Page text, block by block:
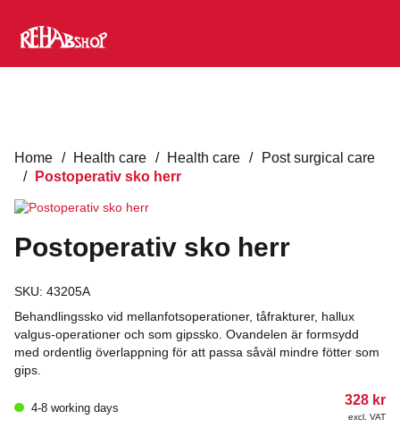
Home / Health care / Health care /
Post surgical care
/ Postoperativ sko herr
Postoperativ sko herr
SKU: 43205A
Behandlingssko vid mellanfotsoperationer, tåfrakturer, hallux
valgus-operationer och som gipssko. Ovandelen är formsydd
med ordentlig överlappning för att passa såväl mindre fötter som
gips.
4-8 working days
328 kr
excl. VAT